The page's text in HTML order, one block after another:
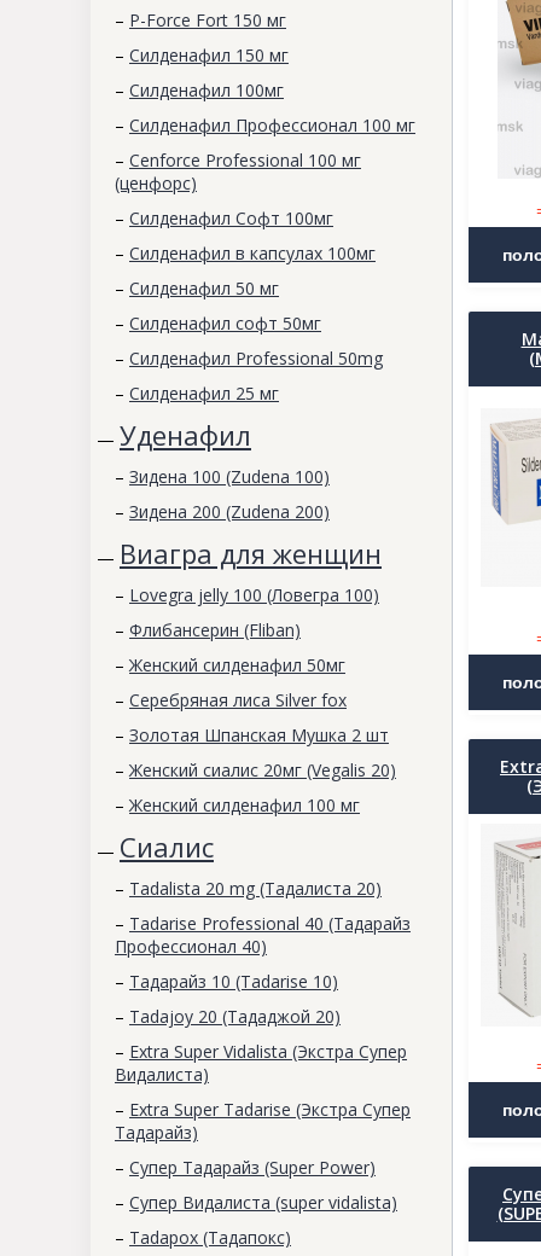
– P-Force Fort 150 мг
– Силденафил 150 мг
– Силденафил 100мг
– Силденафил Профессионал 100 мг
– Cenforce Professional 100 мг
(ценфорс)
– Силденафил Софт 100мг
– Силденафил в капсулах 100мг
– Силденафил 50 мг
– Силденафил софт 50мг
– Силденафил Professional 50mg
– Силденафил 25 мг
— Уденафил
– Зидена 100 (Zudena 100)
– Зидена 200 (Zudena 200)
— Виагра для женщин
– Lovegra jelly 100 (Ловегра 100)
– Флибансерин (Fliban)
– Женский силденафил 50мг
– Серебряная лиса Silver fox
– Золотая Шпанская Мушка 2 шт
– Женский сиалис 20мг (Vegalis 20)
– Женский силденафил 100 мг
— Сиалис
– Tadalista 20 mg (Тадалиста 20)
– Tadarise Professional 40 (Тадарайз
Профессионал 40)
– Тадарайз 10 (Tadarise 10)
– Tadajoy 20 (Тададжой 20)
– Extra Super Vidalista (Экстра Супер
Видалиста)
– Extra Super Tadarise (Экстра Супер
Тадарайз)
– Супер Тадарайз (Super Power)
– Супер Видалиста (super vidalista)
– Tadapox (Тадапокс)